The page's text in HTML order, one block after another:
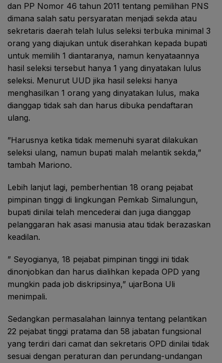
dan PP Nomor 46 tahun 2011 tentang pemilihan PNS
dimana salah satu persyaratan menjadi sekda atau
sekretaris daerah telah lulus seleksi terbuka minimal 3
orang yang diajukan untuk diserahkan kepada bupati
untuk memilih 1 diantaranya, namun kenyataannya
hasil seleksi tersebut hanya 1 yang dinyatakan lulus
seleksi. Menurut UUD jika hasil seleksi hanya
menghasilkan 1 orang yang dinyatakan lulus, maka
dianggap tidak sah dan harus dibuka pendaftaran
ulang.
”Harusnya ketika tidak memenuhi syarat dilakukan
seleksi ulang, namun bupati malah melantik sekda,”
tambah Mariono.
Lebih lanjut lagi, pemberhentian 18 orang pejabat
pimpinan tinggi di lingkungan Pemkab Simalungun,
bupati dinilai telah mencederai dan juga dianggap
pelanggaran hak asasi manusia atau tidak berazaskan
keadilan.
” Seyogianya, 18 pejabat pimpinan tinggi ini tidak
dinonjobkan dan harus dialihkan kepada OPD yang
mungkin pada job diskripsinya,” ujarBona Uli
menimpali.
Sedangkan permasalahan lainnya tentang pelantikan
22 pejabat tinggi pratama dan 58 jabatan fungsional
yang terdiri dari camat dan sekretaris OPD dinilai tidak
sesuai dengan peraturan dan perundang-undangan